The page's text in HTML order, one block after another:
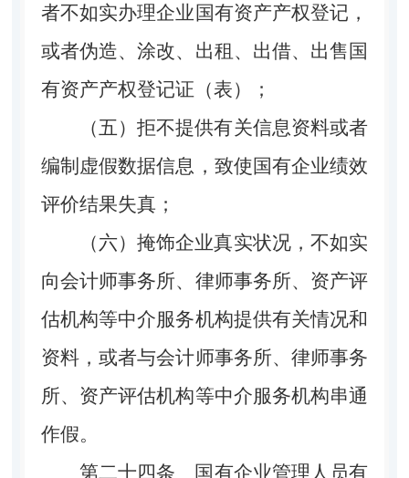
者不如实办理企业国有资产产权登记，
或者伪造、涂改、出租、出借、出售国
有资产产权登记证（表）；
（五）拒不提供有关信息资料或者
编制虚假数据信息，致使国有企业绩效
评价结果失真；
（六）掩饰企业真实状况，不如实
向会计师事务所、律师事务所、资产评
估机构等中介服务机构提供有关情况和
资料，或者与会计师事务所、律师事务
所、资产评估机构等中介服务机构串通
作假。
第二十四条 国有企业管理人员有